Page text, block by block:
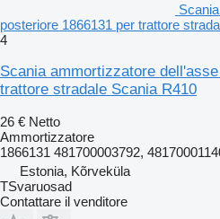
posteriore 1866131 per trattore
4
Scania ammortizzatore
trattore stradale Scania R410
26 € Netto
Ammortizzatore
1866131 481700003792,
Estonia, Kõrveküla
TSvaruosad
Contattare il venditore